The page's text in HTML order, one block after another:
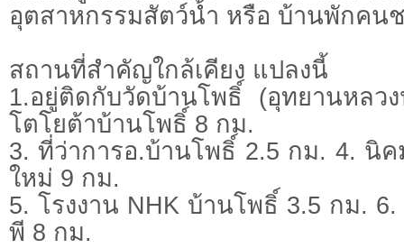
อุตสาหกรรมสัตว์น้ำ หรือ บ้านพักคน
สถานที่สำคัญใกล้เคียง แปลงนี้
1.อยู่ติดกับวัดบ้านโพธิ์ (อุทยานหลว
โตโยต้าบ้านโพธิ์ 8 กม.
3. ที่ว่าการอ.บ้านโพธิ์ 2.5 กม. 4. นิ
ใหม่ 9 กม.
5. โรงงาน NHK บ้านโพธิ์ 3.5 กม.
พี 8 กม.